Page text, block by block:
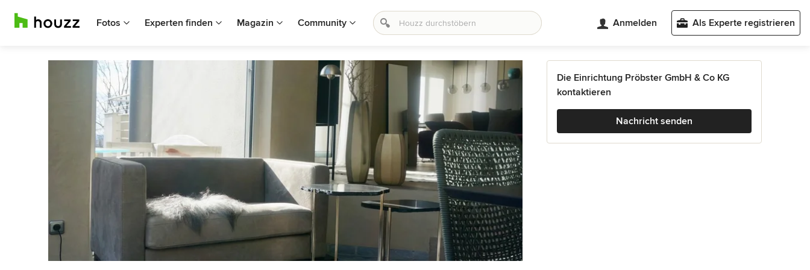
Fotos Experten finden Magazin Community Anmelden Als Experte registrieren
Die Einrichtung Pröbster GmbH & Co KG
kontaktieren
Nachricht senden